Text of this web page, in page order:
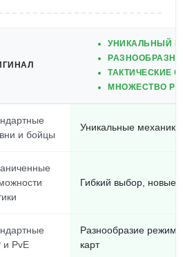
УНИКАЛЬНЫЙ
ТАКТИЧЕСКИЕ
МНОЖЕСТВО
и бойцы
Уникальные
Гибкий выбор, новые
и PvE
Разнообразие
карт